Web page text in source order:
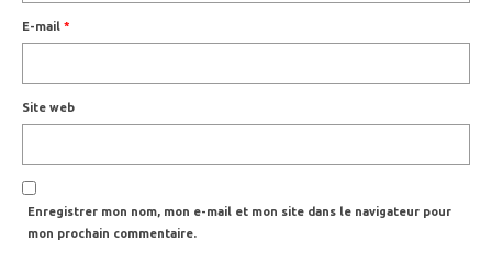
E-mail *
Site web
Enregistrer mon nom, mon e-mail et mon site dans le navigateur pour
mon prochain commentaire.